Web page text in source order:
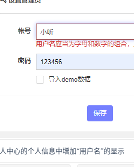
中心的个人信息中增加“用户名”的显示